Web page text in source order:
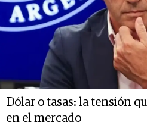
Dólar o tasas: la tensión
en el mercado